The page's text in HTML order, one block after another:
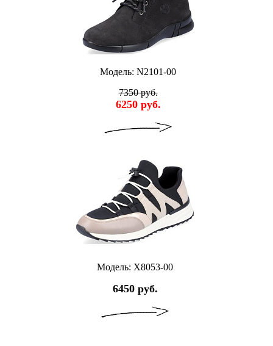
Модель: N2101-00
7350 руб.
6250 руб.
Модель: X8053-00
6450 руб.